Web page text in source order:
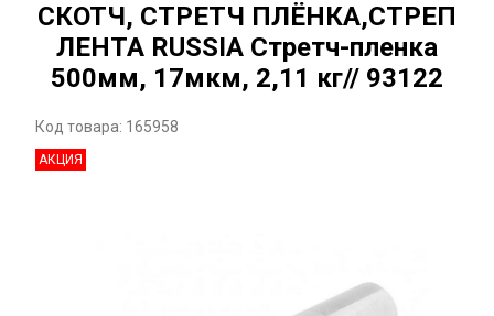
СКОТЧ, СТРЕТЧ ПЛЁНКА,СТРЕП
ЛЕНТА RUSSIA Стретч-пленка
500мм, 17мкм, 2,11 кг// 93122
Код товара: 165958
АКЦИЯ